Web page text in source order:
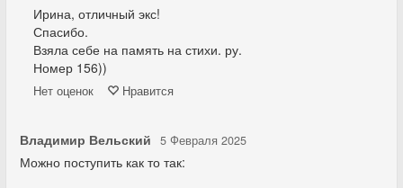
Ирина, отличный экс!
Спасибо.
Взяла себе на память на стихи. ру.
Номер 156))
Нет оценок Нравится
Владимир Вельский 5 Февраля 2025
Можно поступить как то так: